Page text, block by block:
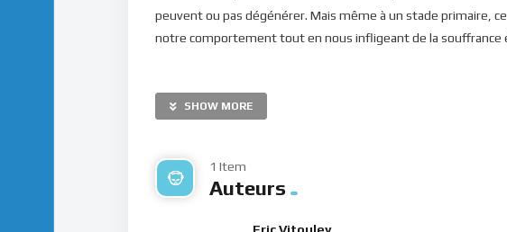
peuvent ou pas dégénérer. Mais même à un stade primaire,
notre comportement tout en nous infligeant de la souffrance
dispute s’anime, retire-toi.” (Proverbes 17:14). Les
pas du bien à notre santé mentale. Ceci dit, comment les
En écoutant cet enseignement, vous apprendrez beaucoup
SHOW MORE
1 Item
Auteurs